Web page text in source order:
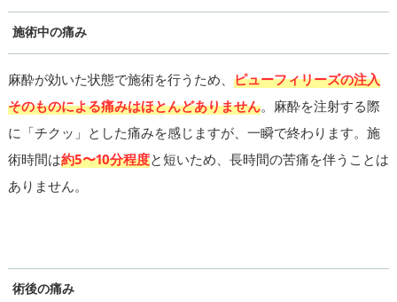
施術中の痛み
麻酔が効いた状態で施術を行うため、 ピューフィリーズの注入
そのものによる痛みはほとんどありません。麻酔を注射する際
に「チクッ」とした痛みを感じますが、一瞬で終わります。施
術時間は約5〜10分程度と短いため、長時間の苦痛を伴うことは
ありません。
術後の痛み